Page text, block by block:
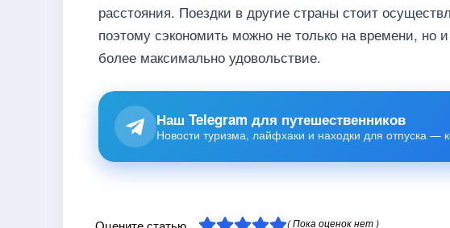
расстояния. Поездки в другие страны стоит
поэтому сэкономить можно не только на времени, но
более максимально удовольствие.
Наш Telegram для путешественников
Новости туризма, лайфхаки и находки для отпуска —
( Пока оценок нет )